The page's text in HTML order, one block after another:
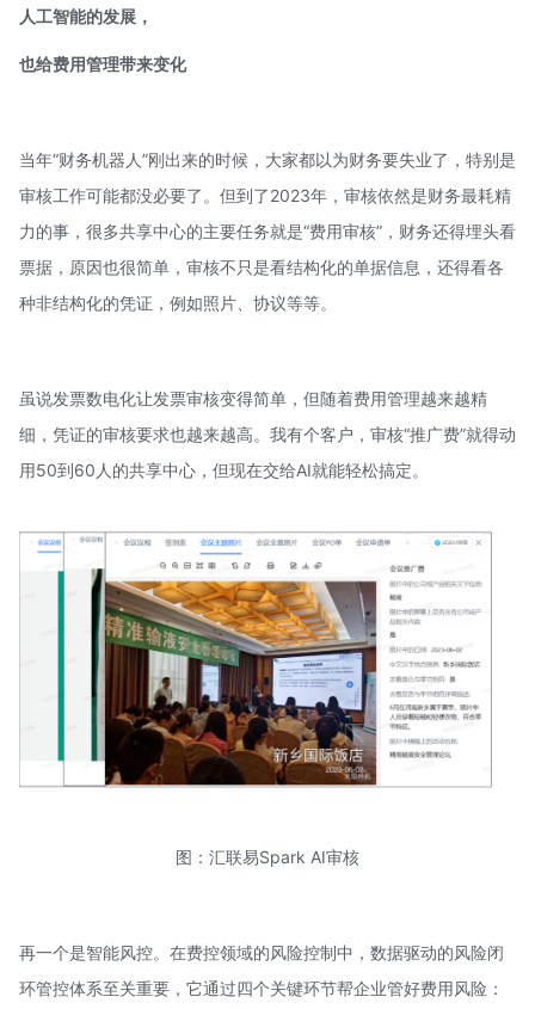
人工智能的发展，
也给费用管理带来变化
当年“财务机器人”刚出来的时候，大家都以为财务要失业了，特别是
审核工作可能都没必要了。但到了2023年，审核依然是财务最耗精
力的事，很多共享中心的主要任务就是“费用审核”，财务还得埋头看
票据，原因也很简单，审核不只是看结构化的单据信息，还得看各
种非结构化的凭证，例如照片、协议等等。
虽说发票数电化让发票审核变得简单，但随着费用管理越来越精
细，凭证的审核要求也越来越高。我有个客户，审核“推广费”就得动
用50到60人的共享中心，但现在交给AI就能轻松搞定。
图：汇联易Spark AI审核
再一个是智能风控。在费控领域的风险控制中，数据驱动的风险闭
环管控体系至关重要，它通过四个关键环节帮企业管好费用风险：